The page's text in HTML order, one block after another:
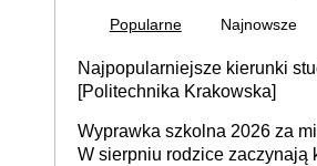
Popularne Najnowsze
Najpopularniejsze kierunki
[Politechnika Krakowska]
Wyprawka szkolna 2026 za
W sierpniu rodzice zaczynają